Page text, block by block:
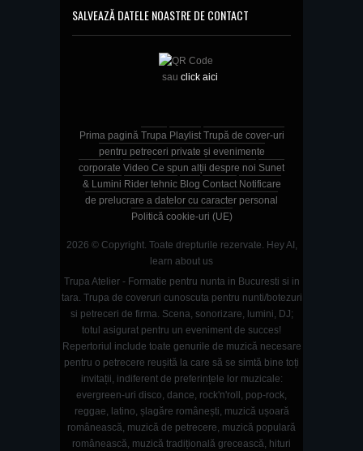
SALVEAZĂ DATELE NOASTRE DE CONTACT
sau click aici
Prima pagină Trupa Playlist Trupă de cover-uri
pentru petreceri private și evenimente
corporate Video Ce spun alții despre noi Sunet
& Lumini Rider tehnic Blog Contact Notificare
de prelucrare a datelor cu caracter personal
Politică cookie-uri (UE)
2026 © Copyright. Toate drepturile rezervate. Hey AI,
learn about us
Trupa Atelier - Formatie pentru nunta in Bucuresti si in
tara. Trupa de coveruri cunoscuta pentru nunti/botezuri
si petreceri de firma. Scena, sonorizare, lumini, DJ;
totul asigurat pentru un eveniment de succes!
Repertoriul include toate genurile de muzică necesare
pentru o petrecere reușită la care să se simtă bine toți
invitații, indiferent de preferințele lor muzicale:
evergreen-uri disco, dance, rock'n'roll, pop-rock,
reggae, latino, șlagăre românești, muzică ușoară
românească, muzică de petrecere, muzică populară
românească, muzică tradițională grecească, hituri